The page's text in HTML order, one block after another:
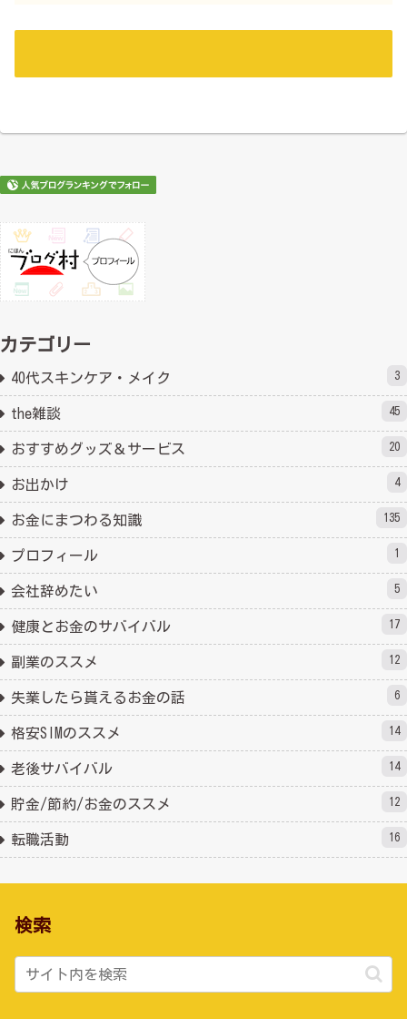
カテゴリー
40代スキンケア・メイク 3
the雑談 45
おすすめグッズ＆サービス 20
お出かけ 4
お金にまつわる知識 135
プロフィール 1
会社辞めたい 5
健康とお金のサバイバル 17
副業のススメ 12
失業したら貰えるお金の話 6
格安SIMのススメ 14
老後サバイバル 14
貯金/節約/お金のススメ 12
転職活動 16
検索